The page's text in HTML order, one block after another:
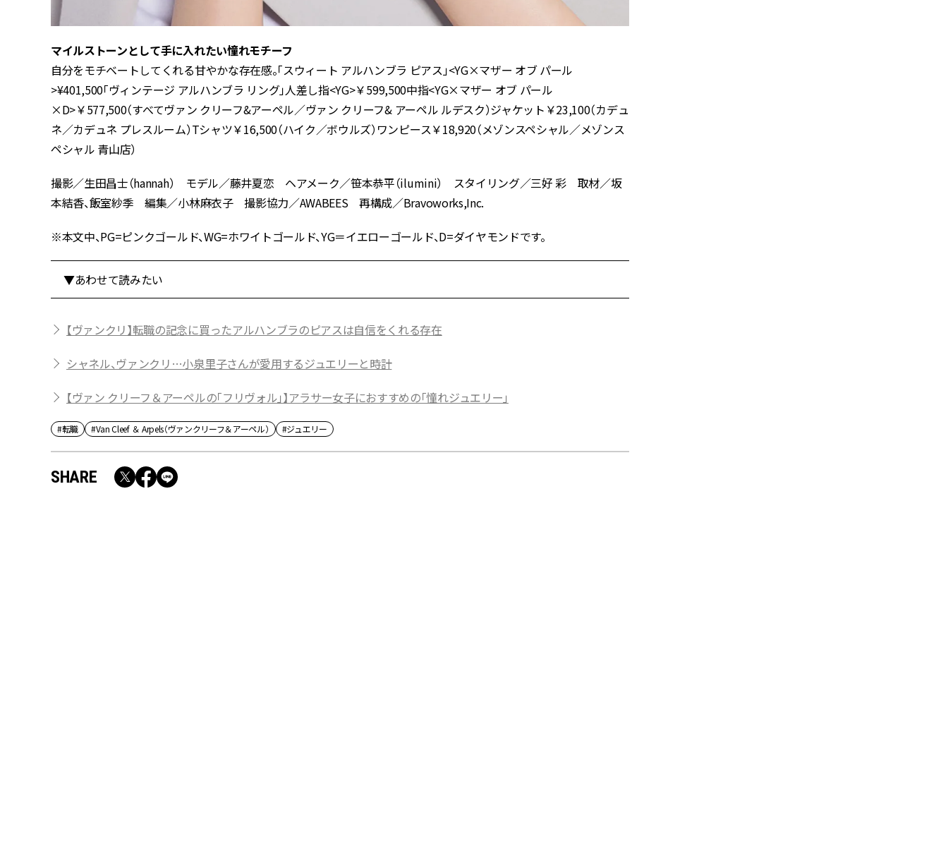
マイルストーンとして手に入れたい憧れモチーフ
自分をモチベートしてくれる甘やかな存在感。「スウィート アルハンブラ ピアス」<YG×マザー オブ パール
>¥401,500「ヴィンテージ アルハンブラ リング」人差し指<YG>￥599,500中指<YG×マザー オブ パール
×D>￥577,500（すべてヴァン クリーフ&アーペル／ヴァン クリーフ& アーペル ルデスク）ジャケット￥23,100（カデュ
ネ／カデュネ プレスルーム）Tシャツ￥16,500（ハイク／ボウルズ）ワンピース￥18,920（メゾンスペシャル／メゾンス
ペシャル 青山店）
撮影／生田昌士（hannah） モデル／藤井夏恋 ヘアメーク／笹本恭平（ilumini） スタイリング／三好 彩 取材／坂
本結香、飯室紗季 編集／小林麻衣子 撮影協力／AWABEES 再構成／Bravoworks,Inc.
※本文中、PG=ピンクゴールド、WG=ホワイトゴールド、YG＝イエローゴールド、D=ダイヤモンドです。
▼あわせて読みたい
【ヴァンクリ】転職の記念に買ったアルハンブラのピアスは自信をくれる存在
シャネル、ヴァンクリ…小泉里子さんが愛用するジュエリーと時計
【ヴァン クリーフ＆アーペルの「フリヴォル」】アラサー女子におすすめの「憧れジュエリー」
#転職 #Van Cleef ＆ Arpels（ヴァンクリーフ＆アーペル） #ジュエリー
SHARE